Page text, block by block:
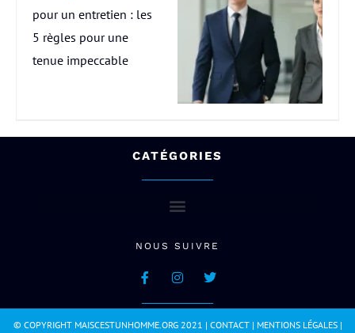
pour un entretien : les
5 règles pour une
tenue impeccable
CATÉGORIES
NOUS SUIVRE
© COPYRIGHT MAISCESTUNHOMME.ORG 2021 | CONTACT| MENTIONS LÉGALES|